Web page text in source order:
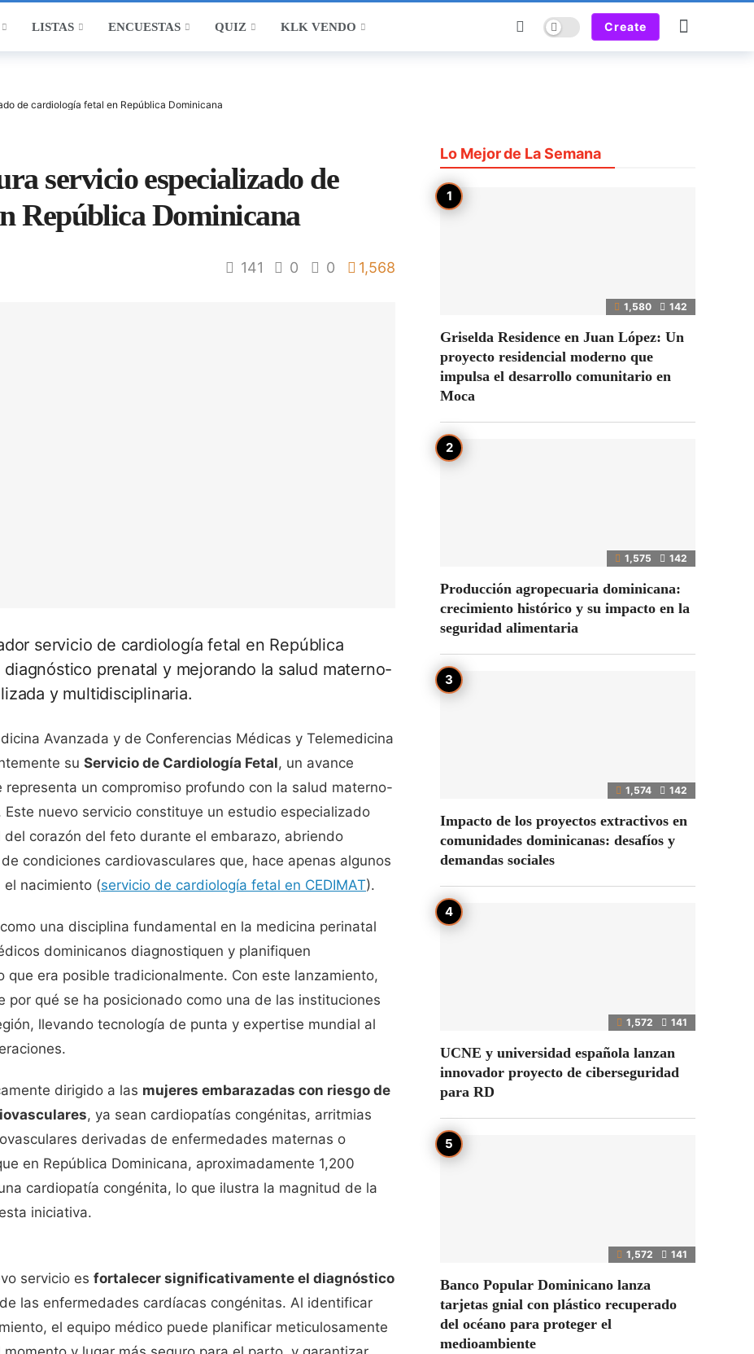
LISTAS ENCUESTAS QUIZ KLK VENDO Dark mode Create
de cardiología fetal en República Dominicana
servicio especializado de
República Dominicana
141 0 0 1,568
servicio de cardiología fetal en República
prenatal y mejorando la salud materno-
y multidisciplinaria.
Avanzada y de Conferencias Médicas y Telemedicina
su Servicio de Cardiología Fetal, un avance
un compromiso profundo con la salud materno-
nuevo servicio constituye un estudio especializado
corazón del feto durante el embarazo, abriendo
condiciones cardiovasculares que, hace apenas algunos
el nacimiento (servicio de cardiología fetal en CEDIMAT).
una disciplina fundamental en la medicina perinatal
dominicanos diagnostiquen y planifiquen
que era posible tradicionalmente. Con este lanzamiento,
por qué se ha posicionado como una de las instituciones
llevando tecnología de punta y expertise mundial al
dirigido a las mujeres embarazadas con riesgo de
, ya sean cardiopatías congénitas, arritmias
derivadas de enfermedades maternas o
en República Dominicana, aproximadamente 1,200
cardiopatía congénita, lo que ilustra la magnitud de la
iniciativa.
servicio es fortalecer significativamente el diagnóstico
las enfermedades cardíacas congénitas. Al identificar
el equipo médico puede planificar meticulosamente
Lo Mejor de La Semana
1,580 142
Griselda Residence en Juan López: Un
proyecto residencial moderno que
impulsa el desarrollo comunitario en
Moca
1,575 142
Producción agropecuaria dominicana:
crecimiento histórico y su impacto en la
seguridad alimentaria
1,574 142
Impacto de los proyectos extractivos en
comunidades dominicanas: desafíos y
demandas sociales
1,572 141
UCNE y universidad española lanzan
innovador proyecto de ciberseguridad
para RD
1,572 141
Banco Popular Dominicano lanza
tarjetas gnial con plástico recuperado
del océano para proteger el
medioambiente